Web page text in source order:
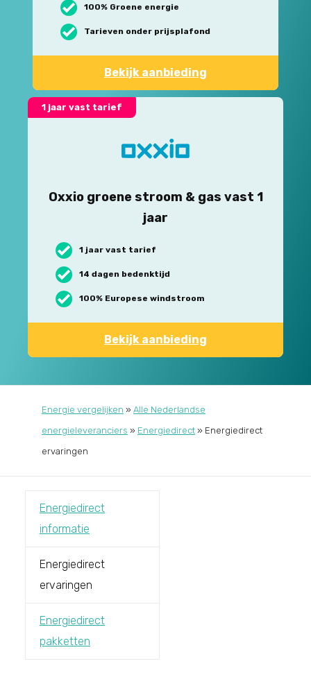
100% Groene energie
Tarieven onder prijsplafond
Bekijk aanbieding
1 jaar vast tarief
Oxxio groene stroom & gas vast 1
jaar
1 jaar vast tarief
14 dagen bedenktijd
100% Europese windstroom
Bekijk aanbieding
Energie vergelijken » Alle Nederlandse
energieleveranciers » Energiedirect » Energiedirect
ervaringen
Energiedirect
informatie
Energiedirect
ervaringen
Energiedirect
pakketten